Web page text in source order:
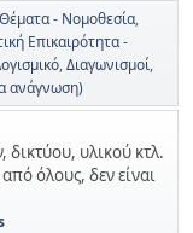
Θέματα - Νομοθεσία
Επικαιρότητα -
Διαγωνισμοί
ανάγνωση)
δικτύου, υλικού κτλ.
όλους, δεν είναι